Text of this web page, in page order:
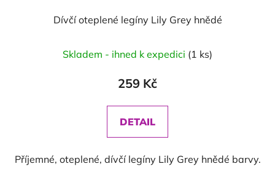
Dívčí oteplené legíny Lily Grey hnědé
Skladem - ihned k expedici (1 ks)
259 Kč
DETAIL
Příjemné, oteplené, dívčí legíny Lily Grey hnědé barvy.